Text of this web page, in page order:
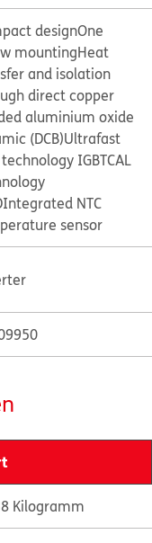
designOne
mountingHeat
and isolation
direct copper
aluminium oxide
(DCB)Ultrafast
technology IGBTCAL
Integrated NTC
sensor
Kilogramm